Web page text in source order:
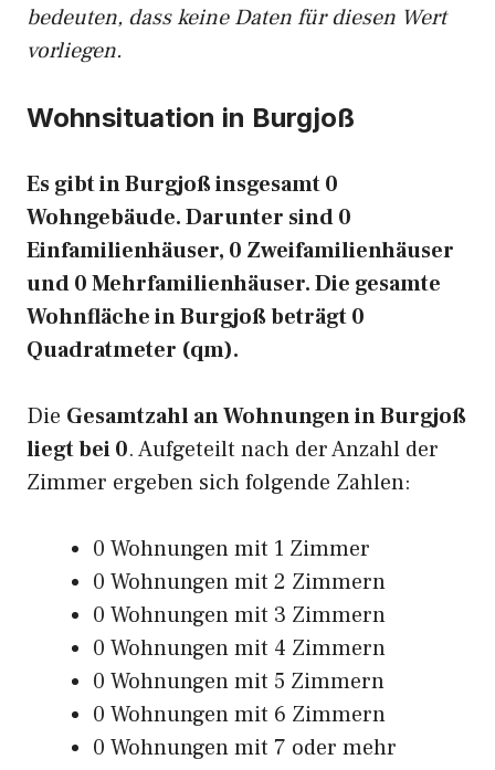
bedeuten, dass keine Daten für diesen Wert
vorliegen.
Wohnsituation in Burgjoß
Es gibt in Burgjoß insgesamt 0
Wohngebäude. Darunter sind 0
Einfamilienhäuser, 0 Zweifamilienhäuser
und 0 Mehrfamilienhäuser. Die gesamte
Wohnfläche in Burgjoß beträgt 0
Quadratmeter (qm).
Die Gesamtzahl an Wohnungen in Burgjoß
liegt bei 0. Aufgeteilt nach der Anzahl der
Zimmer ergeben sich folgende Zahlen:
0 Wohnungen mit 1 Zimmer
0 Wohnungen mit 2 Zimmern
0 Wohnungen mit 3 Zimmern
0 Wohnungen mit 4 Zimmern
0 Wohnungen mit 5 Zimmern
0 Wohnungen mit 6 Zimmern
0 Wohnungen mit 7 oder mehr